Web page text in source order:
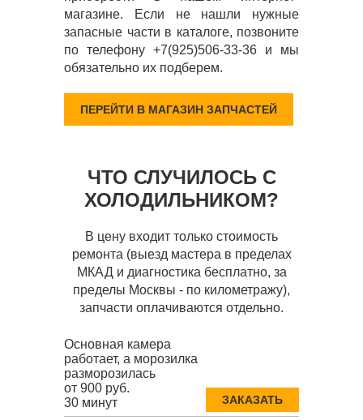
магазине. Если не нашли нужные
запасные части в каталоге, позвоните
по телефону +7(925)506-33-36 и мы
обязательно их подберем.
ПЕРЕЙТИ В МАГАЗИН ЗАПЧАСТЕЙ
ЧТО СЛУЧИЛОСЬ С
ХОЛОДИЛЬНИКОМ?
В цену входит только стоимость
ремонта (выезд мастера в пределах
МКАД и диагностика бесплатно, за
пределы Москвы - по километражу),
запчасти оплачиваются отдельно.
Основная камера
работает, а морозилка
разморозилась
от 900 руб.
30 минут
ЗАКАЗАТЬ